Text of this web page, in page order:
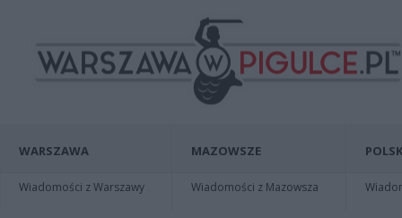
WARSZAWA
Wiadomości z Warszawy
MAZOWSZE
Wiadomości z Mazowsza